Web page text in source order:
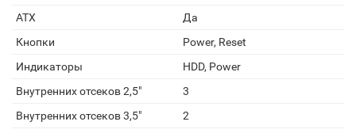
ATX
Да
Кнопки
Power, Reset
Индикаторы
HDD, Power
Внутренних отсеков 2,5"
3
Внутренних отсеков 3,5"
2